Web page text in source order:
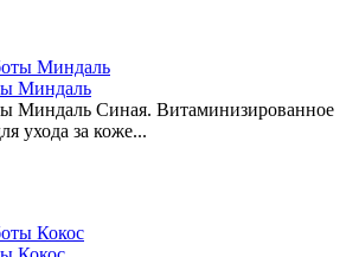
Миндаль
Миндаль Синая. Витаминизированное
ухода за коже...